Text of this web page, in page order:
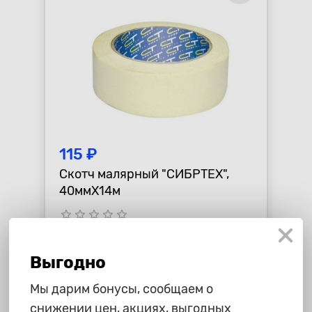
115 ₽
Скотч малярный "СИБРТЕХ",
40ммХ14м
star_borderstar_borderstar_borderstar_borderstar_border
Выгодно
Мы дарим бонусы, сообщаем о
снижении цен, акциях, выгодных